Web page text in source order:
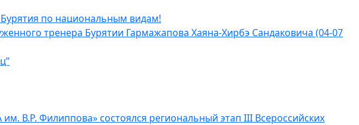
по национальным видам!
тренера Бурятии Гармажапова Хаяна-Хирбэ Сандаковича (04-07
В.Р. Филиппова» состоялся региональный этап III Всероссийских